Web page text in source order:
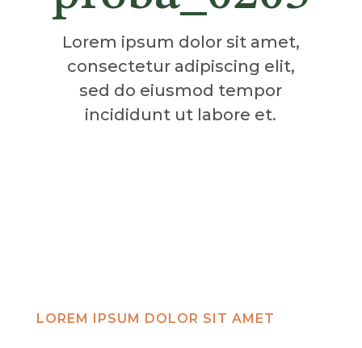
Lorem ipsum dolor sit amet,
consectetur adipiscing elit,
sed do eiusmod tempor
incididunt ut labore et.
LOREM IPSUM DOLOR SIT AMET